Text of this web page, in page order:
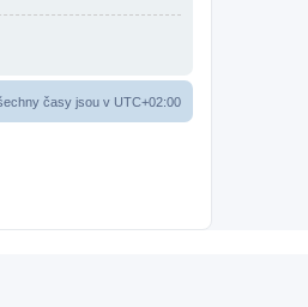
časy jsou v UTC+02:00